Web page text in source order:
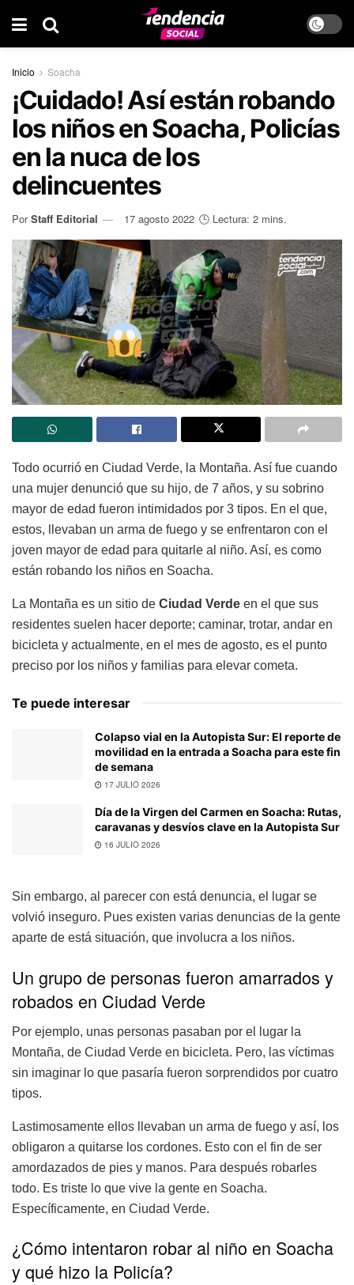
Inicio Soacha
¡Cuidado! Así están robando
los niños en Soacha, Policías
en la nuca de los
delincuentes
Por Staff Editorial 17 agosto 2022 🕒 Lectura: 2 mins.
Todo ocurrió en Ciudad Verde, la Montaña. Así fue cuando
una mujer denunció que su hijo, de 7 años, y su sobrino
mayor de edad fueron intimidados por 3 tipos. En el que,
estos, llevaban un arma de fuego y se enfrentaron con el
joven mayor de edad para quitarle al niño. Así, es como
están robando los niños en Soacha.
La Montaña es un sitio de Ciudad Verde en el que sus
residentes suelen hacer deporte; caminar, trotar, andar en
bicicleta y actualmente, en el mes de agosto, es el punto
preciso por los niños y familias para elevar cometa.
Te puede interesar
Colapso vial en la Autopista Sur: El reporte de
movilidad en la entrada a Soacha para este fin
de semana
17 JULIO 2026
Día de la Virgen del Carmen en Soacha: Rutas,
caravanas y desvíos clave en la Autopista Sur
16 JULIO 2026
Sin embargo, al parecer con está denuncia, el lugar se
volvió inseguro. Pues existen varias denuncias de la gente
aparte de está situación, que involucra a los niños.
Un grupo de personas fueron amarrados y
robados en Ciudad Verde
Por ejemplo, unas personas pasaban por el lugar la
Montaña, de Ciudad Verde en bicicleta. Pero, las víctimas
sin imaginar lo que pasaría fueron sorprendidos por cuatro
tipos.
Lastimosamente ellos llevaban un arma de fuego y así, los
obligaron a quitarse los cordones. Esto con el fin de ser
amordazados de pies y manos. Para después robarles
todo. Es triste lo que vive la gente en Soacha.
Específicamente, en Ciudad Verde.
¿Cómo intentaron robar al niño en Soacha
y qué hizo la Policía?